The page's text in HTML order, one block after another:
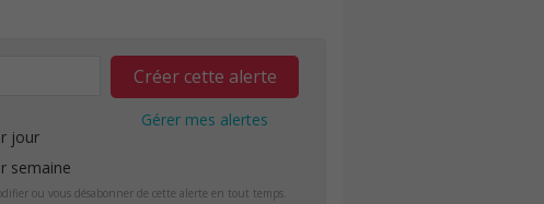
jour
semaine
Créer cette alerte
Gérer mes alertes
ou vous désabonner de cette alerte en tout temps.